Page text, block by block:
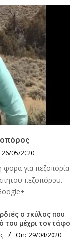
26/05/2020
φορά για πεζοπορία
πεζοπόρου.
ο σκύλος που
του μέχρι τον τάφο
On: 29/04/2020